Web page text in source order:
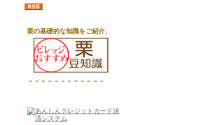
栗の基礎的な知識をご紹介。
－－－－－－－－－－－－